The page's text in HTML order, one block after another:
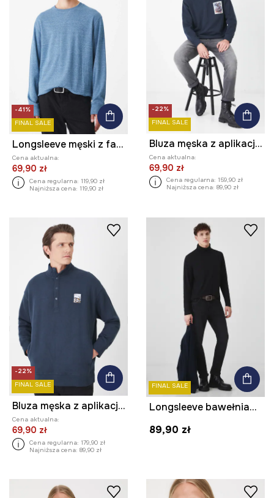
-41%
FINAL SALE
Longsleeve męski z fakturą kolor niebieski
Cena aktualna:
69,90 zł
Cena regularna: 119,90 zł
Najniższa cena: 119,90 zł
-22%
FINAL SALE
Bluza męska z aplikacją kolor granatowy
Cena aktualna:
69,90 zł
Cena regularna: 159,90 zł
Najniższa cena: 89,90 zł
-22%
FINAL SALE
Bluza męska z aplikacją kolor granatowy
Cena aktualna:
69,90 zł
Cena regularna: 179,90 zł
Najniższa cena: 89,90 zł
FINAL SALE
Longsleeve bawełniany męski z domieszką elastanu gładki kolor czarny
89,90 zł